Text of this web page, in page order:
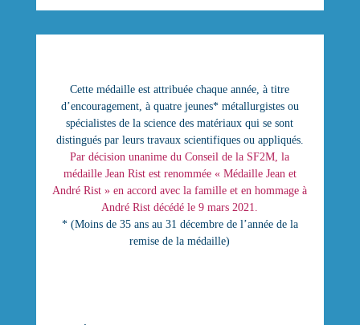
Cette médaille est attribuée chaque année, à titre
d’encouragement, à quatre jeunes* métallurgistes ou
spécialistes de la science des matériaux qui se sont
distingués par leurs travaux scientifiques ou appliqués.
Par décision unanime du Conseil de la SF2M, la
médaille Jean Rist est renommée « Médaille Jean et
André Rist » en accord avec la famille et en hommage à
André Rist décédé le 9 mars 2021.
* (Moins de 35 ans au 31 décembre de l’année de la
remise de la médaille)